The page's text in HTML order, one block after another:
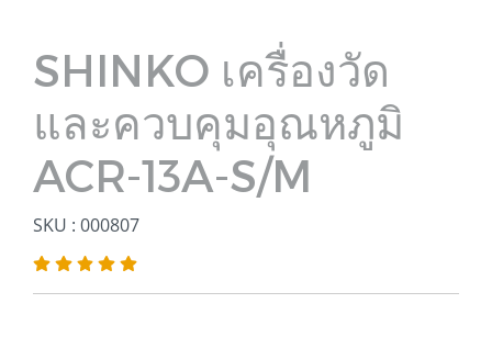
SHINKO เครื่องวัด
และควบคุมอุณหภูมิ
ACR-13A-S/M
SKU : 000807